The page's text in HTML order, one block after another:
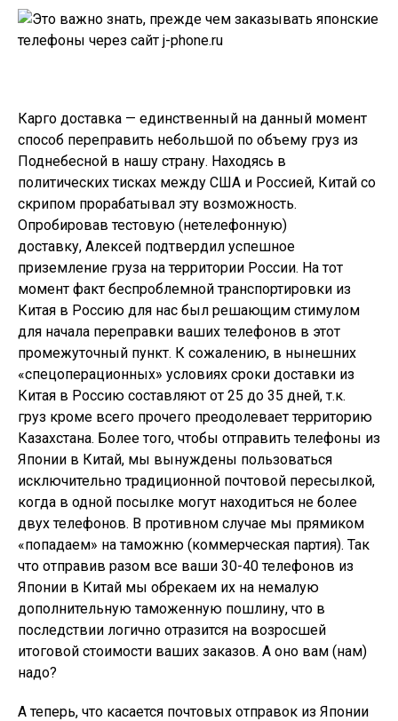
Карго доставка — единственный на данный момент
способ переправить небольшой по объему груз из
Поднебесной в нашу страну. Находясь в
политических тисках между США и Россией, Китай со
скрипом прорабатывал эту возможность.
Опробировав тестовую (нетелефонную)
доставку, Алексей подтвердил успешное
приземление груза на территории России. На тот
момент факт беспроблемной транспортировки из
Китая в Россию для нас был решающим стимулом
для начала переправки ваших телефонов в этот
промежуточный пункт. К сожалению, в нынешних
«спецоперационных» условиях сроки доставки из
Китая в Россию составляют от 25 до 35 дней, т.к.
груз кроме всего прочего преодолевает территорию
Казахстана. Более того, чтобы отправить телефоны из
Японии в Китай, мы вынуждены пользоваться
исключительно традиционной почтовой пересылкой,
когда в одной посылке могут находиться не более
двух телефонов. В противном случае мы прямиком
«попадаем» на таможню (коммерческая партия). Так
что отправив разом все ваши 30-40 телефонов из
Японии в Китай мы обрекаем их на немалую
дополнительную таможенную пошлину, что в
последствии логично отразится на возросшей
итоговой стоимости ваших заказов. А оно вам (нам)
надо?
А теперь, что касается почтовых отправок из Японии